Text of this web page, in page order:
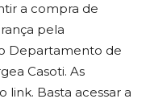
a compra de
pela
Departamento de
Casoti. As
link. Basta acessar a